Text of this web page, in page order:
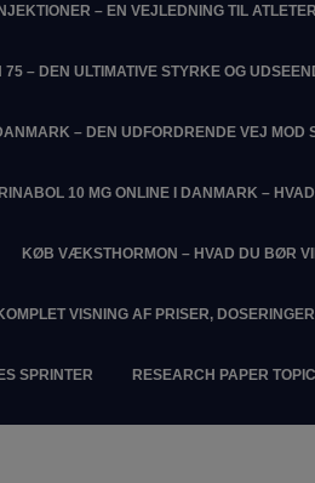
– EN VEJLEDNING TIL
– DEN ULTIMATIVE STYRKE OG
– DEN UDFORDRENDE VEJ MOD
10 MG ONLINE I DANMARK –
KØB VÆKSTHORMON – HVAD DU BØR
VISNING AF PRISER,
SPRINTER RESEARCH PAPER